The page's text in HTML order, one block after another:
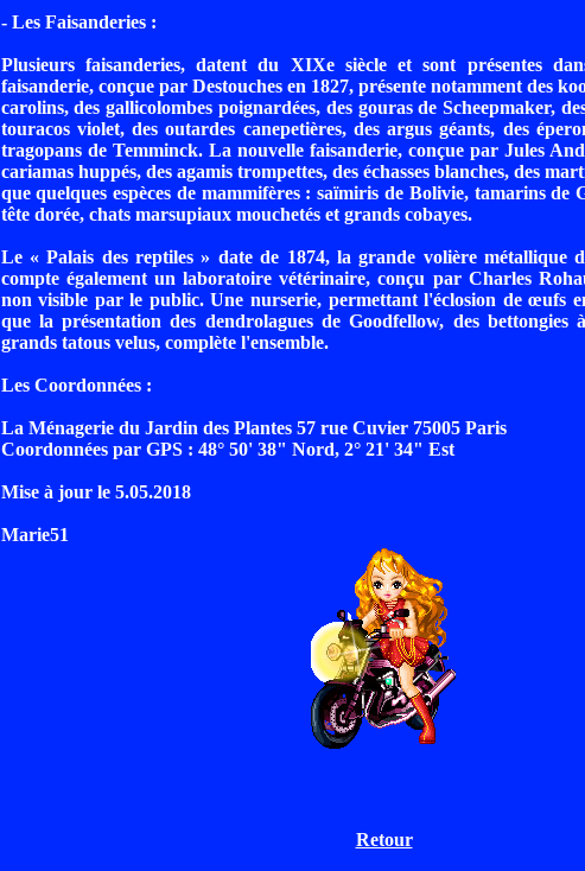
- Les Faisanderies :
Plusieurs faisanderies, datent du XIXe siècle et sont présentes
faisanderie, conçue par Destouches en 1827, présente notamment des
carolins, des gallicolombes poignardées, des gouras de Scheepmaker,
touracos violet, des outardes canepetières, des argus géants, des
tragopans de Temminck. La nouvelle faisanderie, conçue par Jules
cariamas huppés, des agamis trompettes, des échasses blanches, des
que quelques espèces de mammifères : saïmiris de Bolivie, tamarins de
tête dorée, chats marsupiaux mouchetés et grands cobayes.
Le « Palais des reptiles » date de 1874, la grande volière métallique
compte également un laboratoire vétérinaire, conçu par Charles
non visible par le public. Une nurserie, permettant l'éclosion de œufs
que la présentation des dendrolagues de Goodfellow, des bettongies
grands tatous velus, complète l'ensemble.
Les Coordonnées :
La Ménagerie du Jardin des Plantes 57 rue Cuvier 75005 Paris
Coordonnées par GPS : 48° 50' 38" Nord, 2° 21' 34" Est
Mise à jour le 5.05.2018
Marie51
Retour